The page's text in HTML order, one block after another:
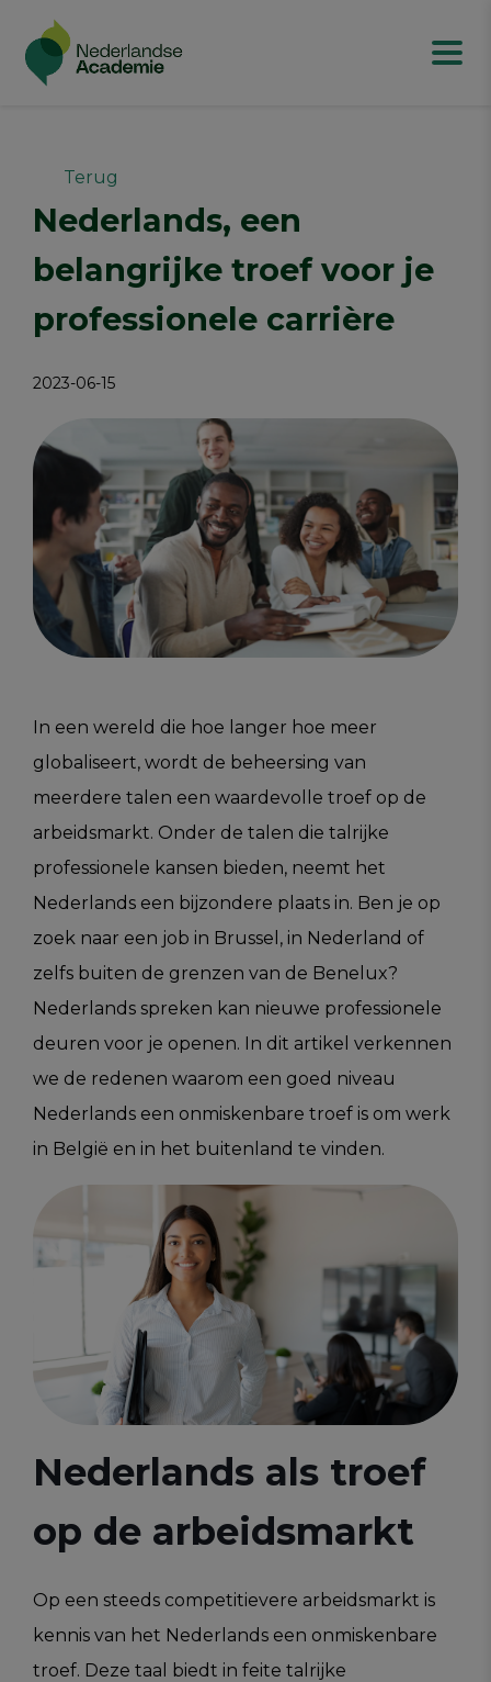
Terug
Nederlands, een
belangrijke troef voor je
professionele carrière
2023-06-15
In een wereld die hoe langer hoe meer
globaliseert, wordt de beheersing van
meerdere talen een waardevolle troef op de
arbeidsmarkt. Onder de talen die talrijke
professionele kansen bieden, neemt het
Nederlands een bijzondere plaats in. Ben je op
zoek naar een job in Brussel, in Nederland of
zelfs buiten de grenzen van de Benelux?
Nederlands spreken kan nieuwe professionele
deuren voor je openen. In dit artikel verkennen
we de redenen waarom een goed niveau
Nederlands een onmiskenbare troef is om werk
in België en in het buitenland te vinden.
Nederlands als troef
op de arbeidsmarkt
Op een steeds competitievere arbeidsmarkt is
kennis van het Nederlands een onmiskenbare
troef. Deze taal biedt in feite talrijke